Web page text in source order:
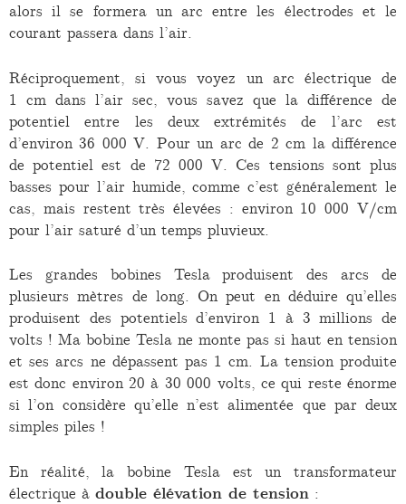
alors il se formera un arc entre les électrodes et le
courant passera dans l’air.
Réciproquement, si vous voyez un arc électrique de
1 cm dans l’air sec, vous savez que la différence de
potentiel entre les deux extrémités de l’arc est
d’environ 36 000 V. Pour un arc de 2 cm la différence
de potentiel est de 72 000 V. Ces tensions sont plus
basses pour l’air humide, comme c’est généralement le
cas, mais restent très élevées : environ 10 000 V/cm
pour l’air saturé d’un temps pluvieux.
Les grandes bobines Tesla produisent des arcs de
plusieurs mètres de long. On peut en déduire qu’elles
produisent des potentiels d’environ 1 à 3 millions de
volts ! Ma bobine Tesla ne monte pas si haut en tension
et ses arcs ne dépassent pas 1 cm. La tension produite
est donc environ 20 à 30 000 volts, ce qui reste énorme
si l’on considère qu’elle n’est alimentée que par deux
simples piles !
En réalité, la bobine Tesla est un transformateur
électrique à double élévation de tension :